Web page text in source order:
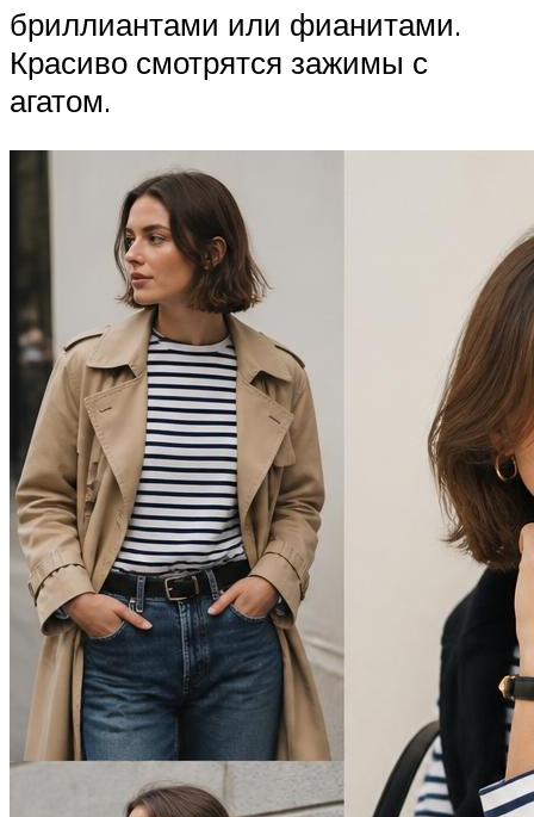
бриллиантами или фианитами.
Красиво смотрятся зажимы с
агатом.